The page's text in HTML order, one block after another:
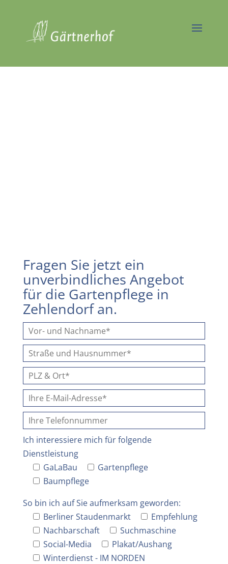
in Berlin - Zehlendorf
Fragen Sie jetzt ein
unverbindliches Angebot
für die Gartenpflege in
Zehlendorf an.
Ich interessiere mich für folgende
Dienstleistung
GaLaBau
Gartenpflege
Baumpflege
So bin ich auf Sie aufmerksam geworden:
Berliner Staudenmarkt
Empfehlung
Nachbarschaft
Suchmaschine
Social-Media
Plakat/Aushang
Winterdienst - IM NORDEN